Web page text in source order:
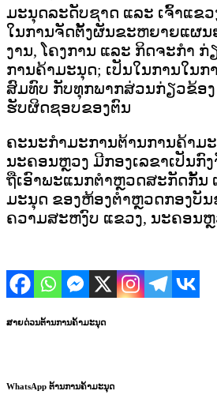
ມະນຸດລະດັບຊາດ ແລະ ເຈົ້າແຂວ
ໃນການຈັດຕັ້ງຜັນຂະຫຍາຍແຜນ
ງານ, ໂຄງການ ແລະ ກິດຈະກຳ
ການຄ້າມະນຸດ; ເປັນໃນການໃນ
ສົມທົບ ກັບທຸກພາກສ່ວນກ່ຽວຂ້ອ
ຮັບຜິດຊອບຂອງຕົນ
ຄະນະກຳມະການຕ້ານການຄ້າມ
ນະຄອນຫຼວງ ມີກອງເລຂາເປັນກົ
ຖືເອົາພະແນກຕຳຫຼວດສະກັດກັ້ນ
ມະນຸດ ຂອງຫ້ອງຕຳຫຼວດກອງບັນ
ຄວາມສະຫງົບ ແຂວງ, ນະຄອນຫຼ
ສາຍດ່ວນຕ້ານການຄ້າມະນຸດ
WhatsApp ຕ້ານການຄ້າມະນຸດ